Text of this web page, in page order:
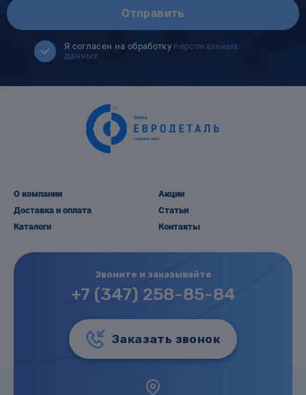
Отправить
Я согласен на обработку персональных
данных
О компании
Доставка и оплата
Каталоги
Акции
Статьи
Контакты
Звоните и заказывайте
+7 (347) 258-85-84
Заказать звонок